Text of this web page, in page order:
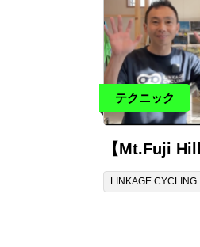
テクニック
【Mt.Fuji
LINKAGE CYCLING